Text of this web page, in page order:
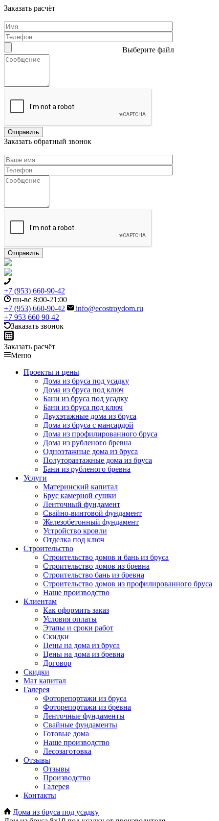
Заказать расчёт
Выберите файл
Заказать обратный звонок
+7 (953) 660-90-42
пн-вс 8:00-21:00
+7 (953) 660-90-42
info@ecostroydom.ru
+7 953 660 90 42
Заказать звонок
Заказать расчёт
Меню
Проекты и цены
Дома из бруса под усадку
Дома из бруса под ключ
Бани из бруса под усадку
Бани из бруса под ключ
Двухэтажные дома из бруса
Дома из бруса с мансардой
Дома из профилированного бруса
Дома из рубленого бревна
Одноэтажные дома из бруса
Полутораэтажные дома из бруса
Бани из рубленого бревна
Услуги
Материнский капитал
Брус камерной сушки
Ленточный фундамент
Свайно-винтовой фундамент
Железобетонный фундамент
Устройство кровли
Отделка под ключ
Строительство
Строительство домов и бань из бруса
Строительство домов из бревна
Строительство бань из бревна
Строительство домов из профилированного бруса
Наше производство
Клиентам
Как оформить заказ
Условия оплаты
Этапы и сроки работ
Скидки
Цены на дома из бруса
Цены на дома из бревна
Договор
Скидки
Мат капитал
Галерея
Фоторепортажи из бруса
Фоторепортажи из бревна
Ленточные фундаменты
Свайные фундаменты
Готовые дома
Наше производство
Лесозаготовка
Отзывы
Отзывы
Производство
Галерея
Контакты
Дома из бруса под усадку